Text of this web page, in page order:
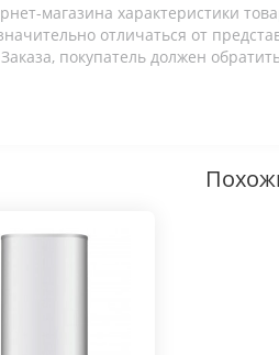
магазина характеристики
отличаться от
покупатель должен